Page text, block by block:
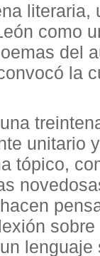
literaria,
como
del
la
unitario
tópico,